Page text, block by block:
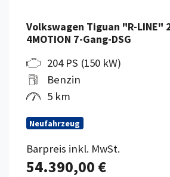
Volkswagen Tiguan "R-LINE"
4MOTION 7-Gang-DSG
204 PS (150 kW)
Benzin
5 km
Neufahrzeug
Barpreis inkl. MwSt.
54.390,00 €